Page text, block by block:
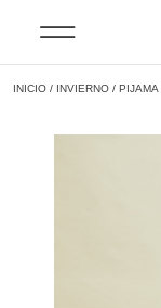
INICIO / INVIERNO / PIJAMA